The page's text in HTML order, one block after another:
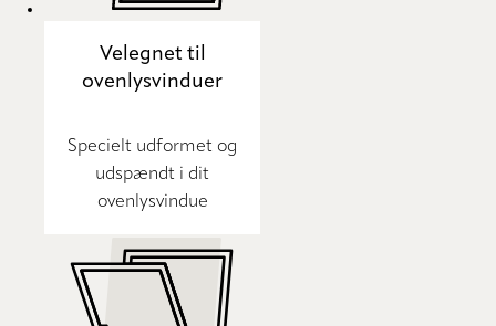
Velegnet til
ovenlysvinduer
Specielt udformet og
udspændt i dit
ovenlysvindue